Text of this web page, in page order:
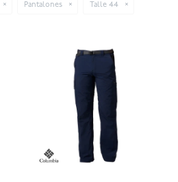
Pantalones Talle 44